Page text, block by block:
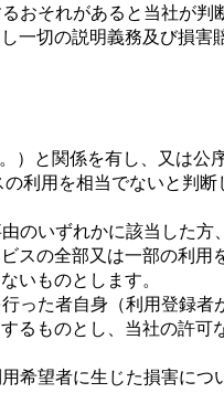
おそれがあると当社が
⼀切の説明義務及び損害
と関係を有し、⼜は公
利⽤を相当でないと判断
のいずれかに該当した
スの全部⼜は⼀部の利
いものとします。
った者⾃⾝（利⽤登録
るものとし、当社の許可
希望者に⽣じた損害につ